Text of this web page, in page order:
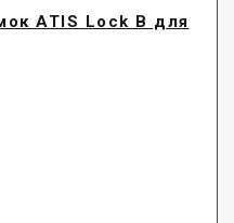
ATIS Lock B для